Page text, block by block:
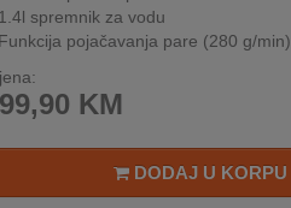
spremnik za vodu
pojačavanja pare (280 g/min)
KM
DODAJ U KORPU